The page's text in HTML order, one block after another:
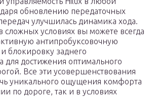
обновлению передаточных
улучшилась динамика хода.
условиях вы можете всегда
антипробуксовочную
и блокировку заднего
достижения оптимального
Все эти усовершенствования
уникального ощущения комфорта
по дороге, так и в условиях